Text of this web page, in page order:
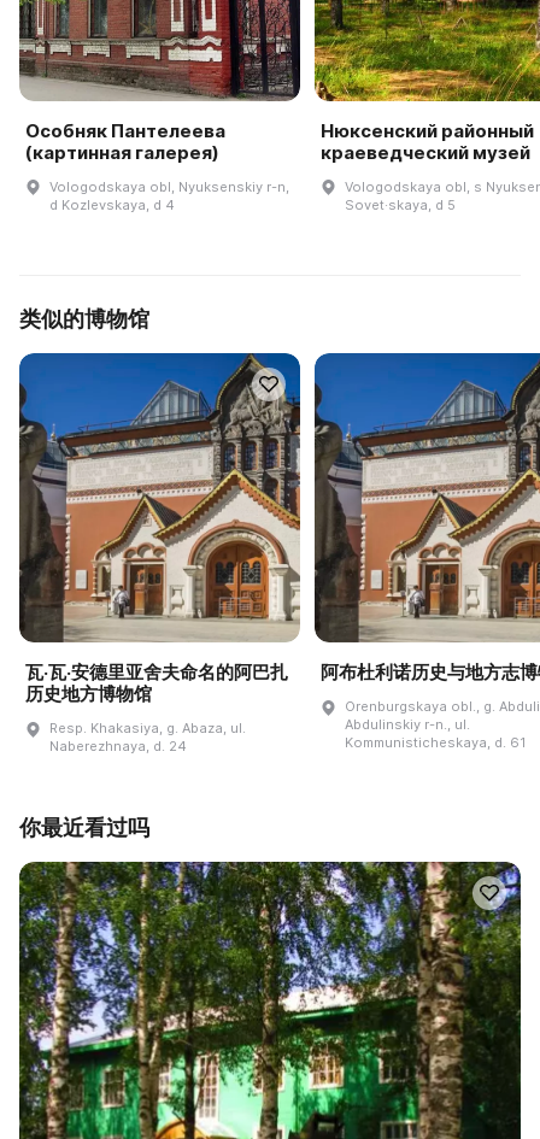
Особняк Пантелеева
(картинная галерея)
Vologodskaya obl, Nyuksenskiy r-n,
d Kozlevskaya, d 4
Нюксенский районный
краеведческий музей
Vologodskaya obl, s
Sovet·skaya, d 5
类似的博物馆
瓦·瓦·安德里亚舍夫命名的阿巴扎
历史地方博物馆
Resp. Khakasiya, g. Abaza, ul.
Naberezhnaya, d. 24
阿布杜利诺历史与地方志
Orenburgskaya obl., g.
Abdulinskiy r-n., ul.
Kommunisticheskaya, d. 61
你最近看过吗